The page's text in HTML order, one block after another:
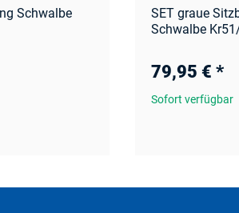
Schwalbe
SET graue
Schwalbe
79,95 € *
Sofort verfügbar